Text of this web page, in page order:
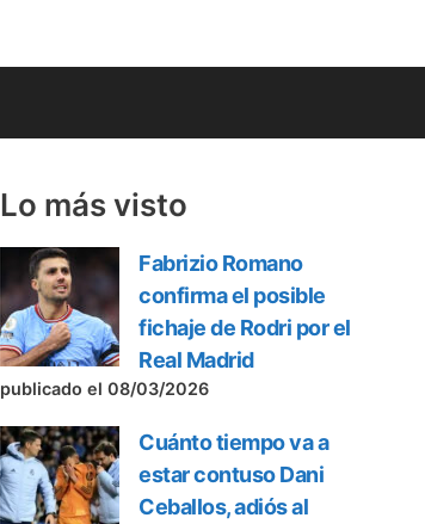
Lo más visto
Fabrizio Romano
confirma el posible
fichaje de Rodri por el
Real Madrid
publicado el 08/03/2026
Cuánto tiempo va a
estar contuso Dani
Ceballos, adiós al